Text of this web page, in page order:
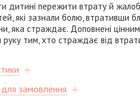
дитині пережити втрату й
які зазнали болю, втративши
яка страждає. Доповнені
руку тим, хто страждає від
замовлення